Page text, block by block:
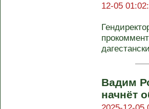
12-05
Вадим
начнёт